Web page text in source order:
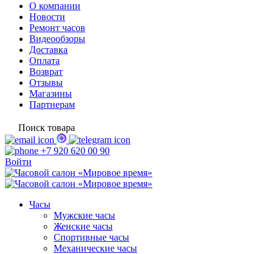
О компании
Новости
Ремонт часов
Видеообзоры
Доставка
Оплата
Возврат
Отзывы
Магазины
Партнерам
Поиск товара
+7 920 620 00 90
Войти
Часы
Мужские часы
Женские часы
Спортивные часы
Механические часы